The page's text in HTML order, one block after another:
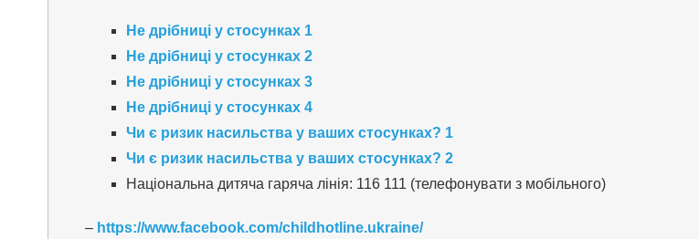
Не дрібниці у стосунках 1
Не дрібниці у стосунках 2
Не дрібниці у стосунках 3
Не дрібниці у стосунках 4
Чи є ризик насильства у ваших стосунках? 1
Чи є ризик насильства у ваших стосунках? 2
Національна дитяча гаряча лінія: 116 111 (телефонувати з мобільного)
– https://www.facebook.com/childhotline.ukraine/